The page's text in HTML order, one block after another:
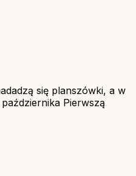
się planszówki, a w
Pierwszą